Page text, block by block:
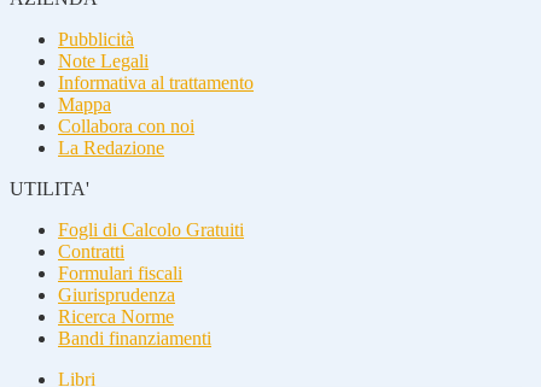
Pubblicità
Note Legali
Informativa al trattamento
Mappa
Collabora con noi
La Redazione
UTILITA'
Fogli di Calcolo Gratuiti
Contratti
Formulari fiscali
Giurisprudenza
Ricerca Norme
Bandi finanziamenti
Libri